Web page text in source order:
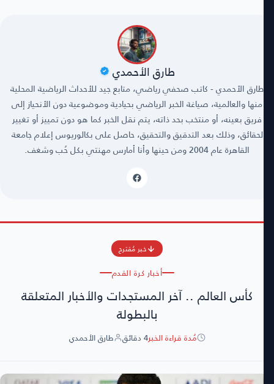
طارق الأحمدي
طارق الأحمدي - كاتب صحفي رياضي، متابع جيد للأحداث الرياضية المحلية
منها والعالمية، صياغة الخبر الرياضي بحيادية وموضوعية دون الأنحياز إلى
فريق بعينه، أو منتخب بحد ذاته، يتم نقل الخبر كما هو دون تمييز أو تغيير
لحقائق، وذلك بعد التدقيق والتحقيق، حاصل على بكالوريوس إعلام جامعة
القاهرة عام 2004 ومن حينها وأنا أمارس مهنتي بكل حُب وشغف.
خبر مُقترح
أخبار كرة القدم
كأس العالم .. آخر المستجدات والأخبار المتعلقة
بالبطولة
مُدة قراءة الخبر4 دقائق طارق الأحمدي